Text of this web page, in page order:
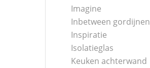
Imagine
Inbetween gordijnen
Inspiratie
Isolatieglas
Keuken achterwand